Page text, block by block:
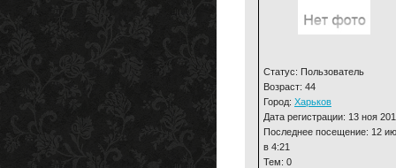
Статус: Пользователь
Возраст: 44
Город: Харьков
Дата регистрации: 13 ноя
Последнее посещение: 12
в 4:21
Тем: 0